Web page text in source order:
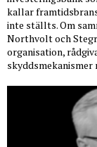
kallar
inte ställts. Om
Northvolt och
organisation,
skyddsmekanismer